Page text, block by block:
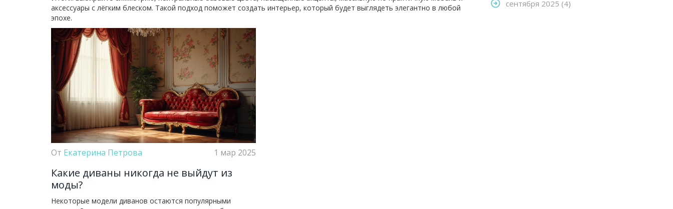
аксессуары с лёгким блеском. Такой подход поможет создать интерьер, который будет выглядеть элегантно в любой
эпохе.
От Екатерина Петрова 1 мар 2025
Какие диваны никогда не выйдут из
моды?
Некоторые модели диванов остаются популярными
сентября 2025 (4)